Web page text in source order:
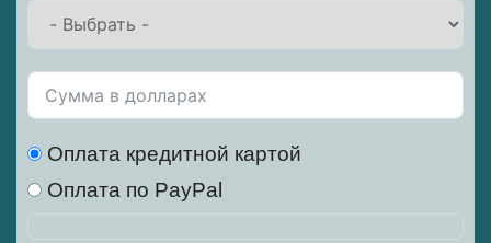
Оплата кредитной картой
Оплата по PayPal